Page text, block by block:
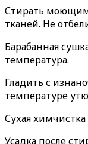
Стирать
тканей. Не
Барабанная
температура.
Гладить с
температуре
Сухая
Усадка после